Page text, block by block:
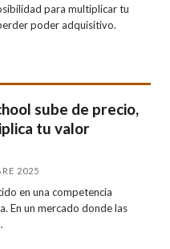
para multiplicar tu
poder adquisitivo.
sube de precio,
tu valor
2025
en una competencia
En un mercado donde las